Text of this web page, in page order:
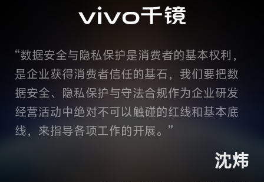
“数据安全与隐私保护是消费者的基本权利，
是企业获得消费者信任的基石，我们要把数
据安全、隐私保护与守法合规作为企业研发
经营活动中绝对不可以触碰的红线和基本底
线，来指导各项工作的开展。”
沈炜